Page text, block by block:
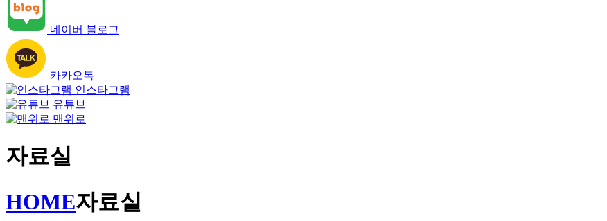
네이버 블로그
카카오톡
인스타그램
유튜브
맨위로
자료실
HOME자료실